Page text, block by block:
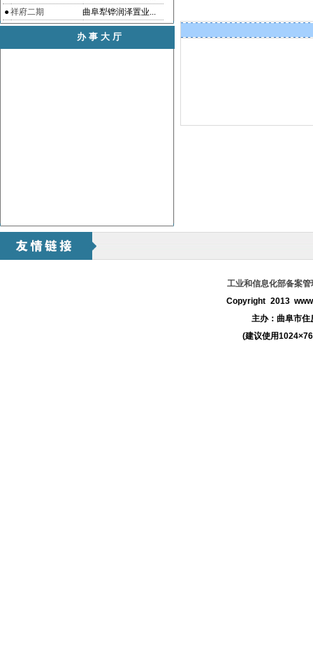
●祥府二期 曲阜犁铧润泽置业...
办事大厅
工业和信息化部备案
Copyright 2013
主办： 曲阜市住
(建议使用